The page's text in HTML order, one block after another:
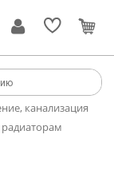
канализация